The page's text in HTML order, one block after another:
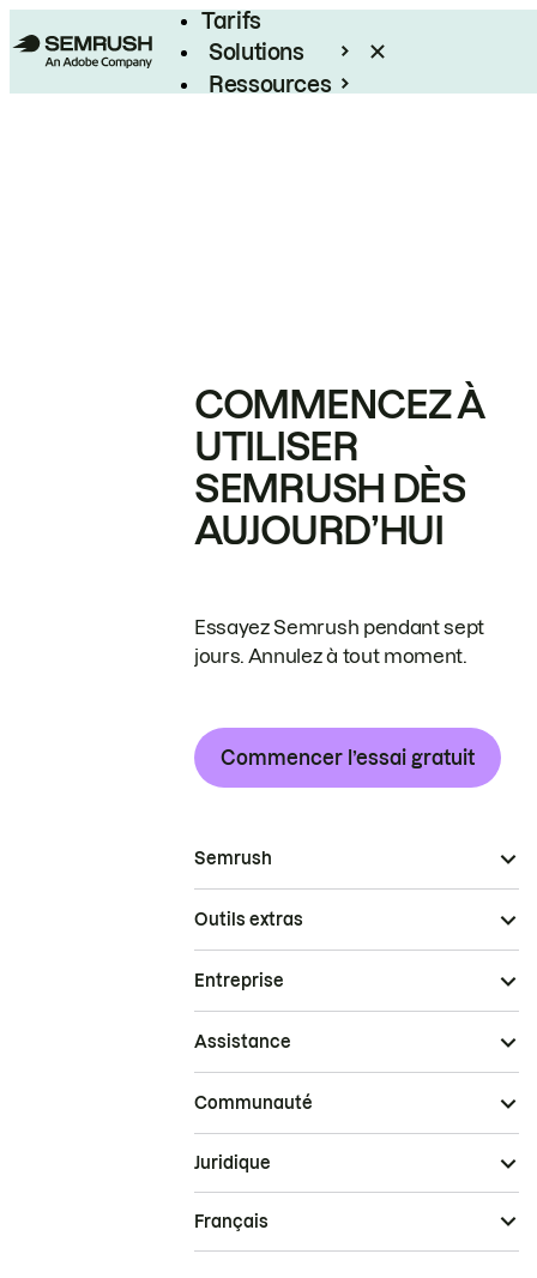
Tarifs
Solutions
Ressources
COMMENCEZ À
UTILISER
SEMRUSH DÈS
AUJOURD’HUI
Essayez Semrush pendant sept
jours. Annulez à tout moment.
Commencer l’essai gratuit
Semrush
Outils extras
Entreprise
Assistance
Communauté
Juridique
Français